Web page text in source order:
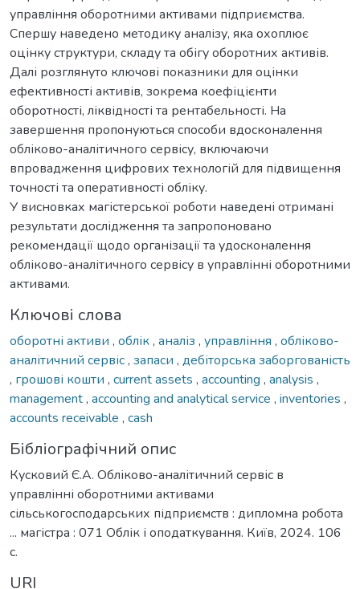
управління оборотними активами підприємства.
Спершу наведено методику аналізу, яка охоплює
оцінку структури, складу та обігу оборотних активів.
Далі розглянуто ключові показники для оцінки
ефективності активів, зокрема коефіцієнти
оборотності, ліквідності та рентабельності. На
завершення пропонуються способи вдосконалення
обліково-аналітичного сервісу, включаючи
впровадження цифрових технологій для підвищення
точності та оперативності обліку.
У висновках магістерської роботи наведені отримані
результати дослідження та запропоновано
рекомендації щодо організації та удосконалення
обліково-аналітичного сервісу в управлінні оборотними
активами.
Ключові слова
оборотні активи , облік, аналіз , управління , обліково-
аналітичний сервіс, запаси , дебіторська заборгованість
, грошові кошти , current assets , accounting , analysis ,
management, accounting and analytical service , inventories ,
accounts receivable , cash
Бібліографічний опис
Кусковий Є.А. Обліково-аналітичний сервіс в
управлінні оборотними активами
сільськогосподарських підприємств : дипломна робота
... магістра : 071 Облік і оподаткування. Київ, 2024. 106
с.
URI